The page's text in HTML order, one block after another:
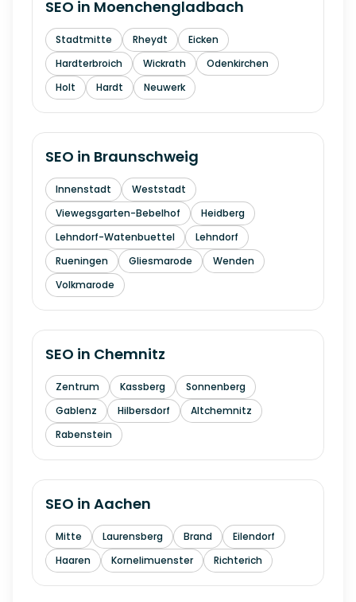
SEO in Moenchengladbach
Stadtmitte Rheydt
Eicken
Hardterbroich
Wickrath
Odenkirchen
Holt
Hardt Neuwerk
SEO in Braunschweig
Innenstadt
Weststadt
Viewegsgarten-Bebelhof
Heidberg
Lehndorf-Watenbuettel
Lehndorf
Rueningen
Gliesmarode
Wenden
Volkmarode
SEO in Chemnitz
Zentrum Kassberg
Sonnenberg
Gablenz
Hilbersdorf
Altchemnitz
Rabenstein
SEO in Aachen
Mitte Laurensberg Brand
Eilendorf
Haaren
Kornelimuenster Richterich